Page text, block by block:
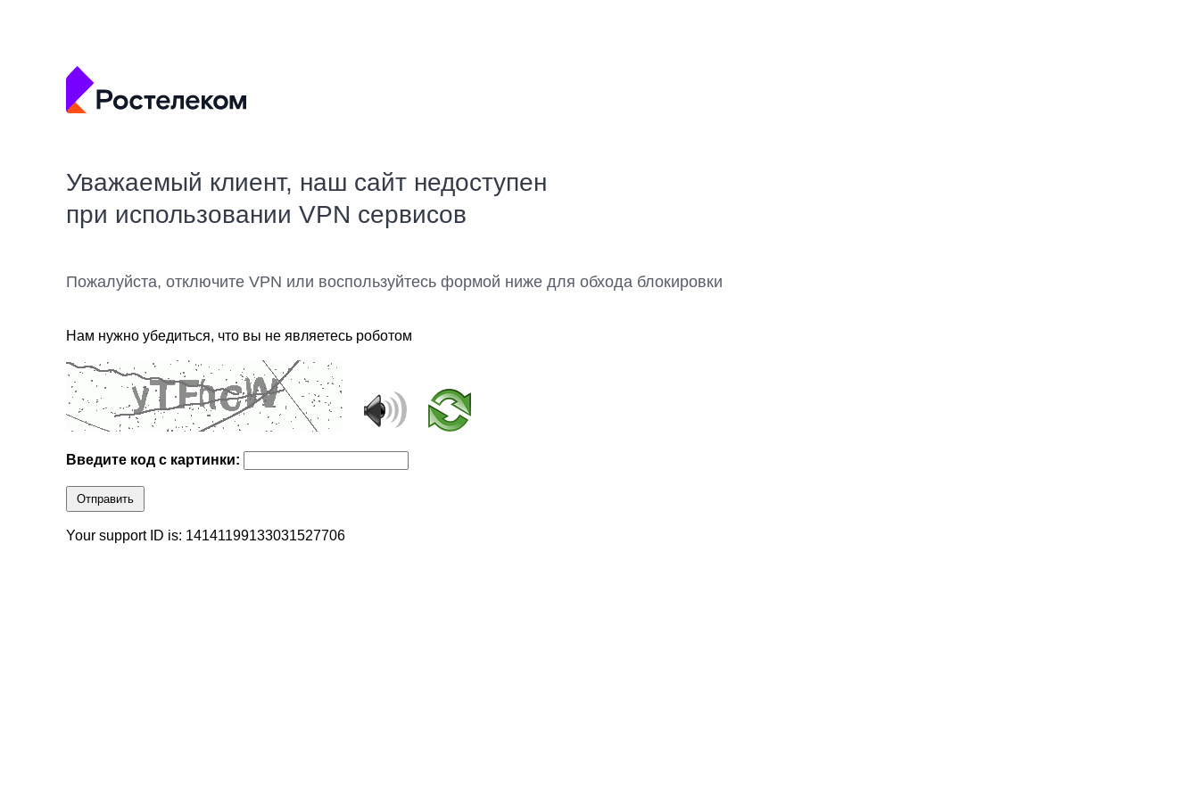
Уважаемый клиент, наш сайт недоступен
при использовании VPN сервисов
Пожалуйста, отключите VPN или воспользуйтесь формой ниже для обхода блокировки
Нам нужно убедиться, что вы не являетесь роботом
Введите код с картинки:
Отправить
Your support ID is: 14141199133031527706